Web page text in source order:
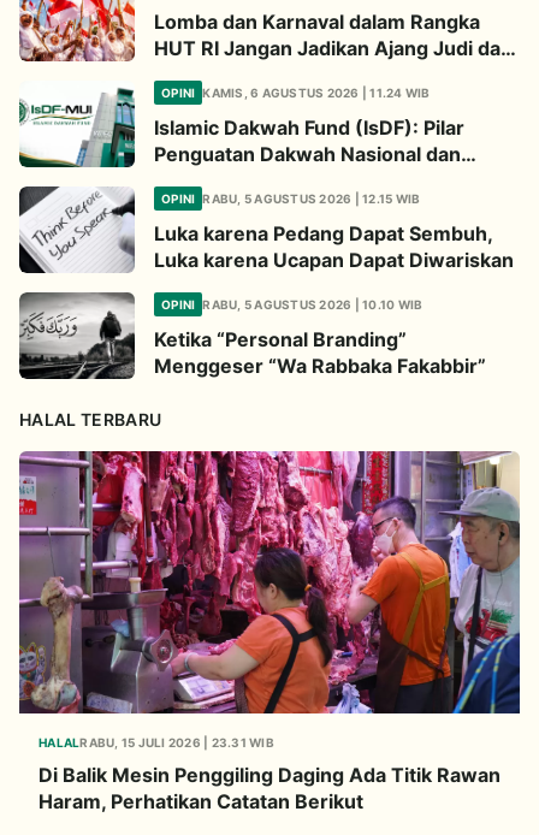
Lomba dan Karnaval dalam Rangka
HUT RI Jangan Jadikan Ajang Judi dan
OPINI KAMIS, 6 AGUSTUS 2026 | 11.24 WIB
Islamic Dakwah Fund (IsDF): Pilar
Penguatan Dakwah Nasional dan
OPINI RABU, 5 AGUSTUS 2026 | 12.15 WIB
Luka karena Pedang Dapat Sembuh,
Luka karena Ucapan Dapat Diwariskan
OPINI RABU, 5 AGUSTUS 2026 | 10.10 WIB
Ketika “Personal Branding”
Menggeser “Wa Rabbaka Fakabbir”
HALAL TERBARU
HALALRABU, 15 JULI 2026 | 23.31 WIB
Di Balik Mesin Penggiling Daging Ada Titik Rawan
Haram, Perhatikan Catatan Berikut